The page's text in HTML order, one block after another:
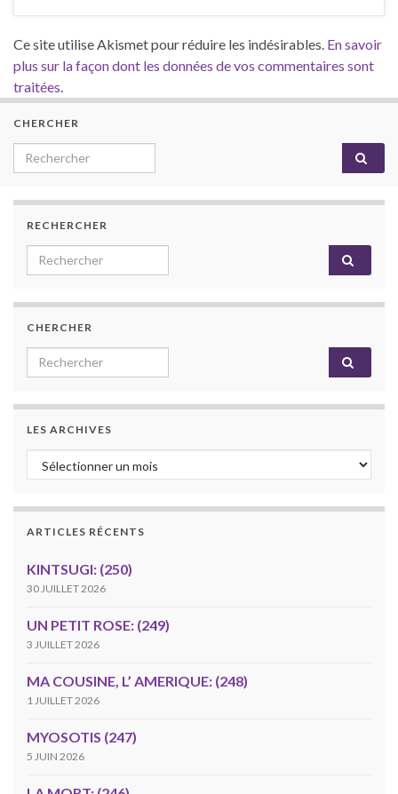
Ce site utilise Akismet pour réduire les indésirables. En savoir
plus sur la façon dont les données de vos commentaires sont
traitées.
CHERCHER
Search for:
RECHERCHER
Search for:
CHERCHER
Search for:
LES ARCHIVES
Les archives
ARTICLES RÉCENTS
KINTSUGI: (250)
30 JUILLET 2026
UN PETIT ROSE: (249)
3 JUILLET 2026
MA COUSINE, L’ AMERIQUE: (248)
1 JUILLET 2026
MYOSOTIS (247)
5 JUIN 2026